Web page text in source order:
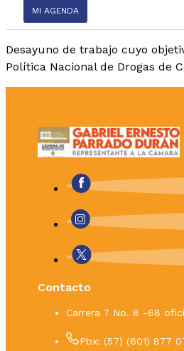
MI AGENDA
Desayuno de trabajo cuyo
Política Nacional de Drogas de
Contacto
Carrera 7 No. 8 -68
Pbx: (57) (601) 877